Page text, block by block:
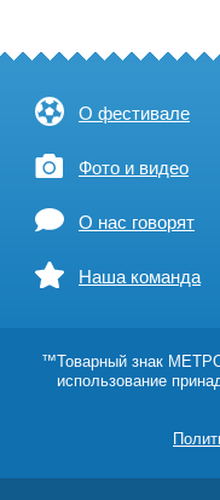
О фестивале
Фото и видео
О нас говорят
Наша команда
™Товарный знак
использование